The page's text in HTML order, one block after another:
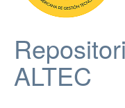
ALTEC